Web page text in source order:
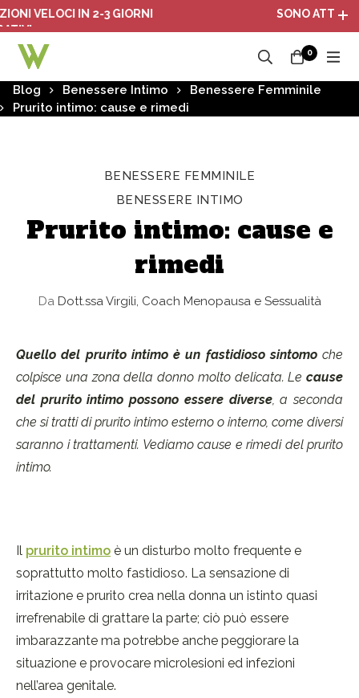
IN 2-3 GIORNI SONO ATTIVI I
0
Blog Benessere Intimo
Benessere Femminile
Prurito intimo: cause e rimedi
BENESSERE FEMMINILE
BENESSERE INTIMO
Prurito intimo: cause e
rimedi
DaDott.ssa Virgili, Coach Menopausa e Sessualità
Quello del prurito intimo è un fastidioso sintomoche
colpisce una zona della donno molto delicata. Le cause
del prurito intimo possono essere diverse, a seconda
che si tratti di prurito intimo esterno o interno, come diversi
saranno i trattamenti. Vediamo cause e rimedi del prurito
intimo.
Il prurito intimo è un disturbo molto frequente e
soprattutto molto fastidioso. La sensazione di
irritazione e prurito crea nella donna un istinto quasi
irrefrenabile di grattare la parte; ciò può essere
imbarazzante ma potrebbe anche peggiorare la
situazione e provocare microlesioni ed infezioni
nell’area genitale.